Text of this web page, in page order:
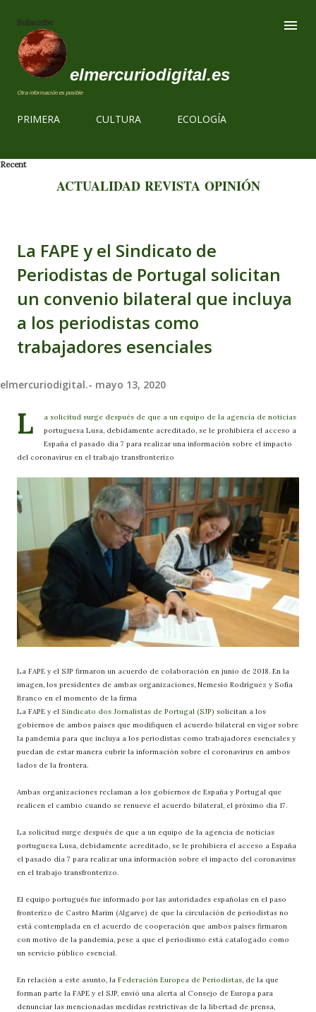
Subscribe
elmercuriodigital.es
Otra información es posible
PRIMERA CULTURA ECOLOGÍA
Recent
ACTUALIDAD REVISTA OPINIÓN
La FAPE y el Sindicato de
Periodistas de Portugal solicitan
un convenio bilateral que incluya
a los periodistas como
trabajadores esenciales
elmercuriodigital.- mayo 13, 2020
L
a solicitud surge después de que a un equipo de la agencia de noticias
portuguesa Lusa, debidamente acreditado, se le prohibiera el acceso a
España el pasado día 7 para realizar una información sobre el impacto
del coronavirus en el trabajo transfronterizo
La FAPE y el SJP firmaron un acuerdo de colaboración en junio de 2018. En la
imagen, los presidentes de ambas organizaciones, Nemesio Rodríguez y Sofía
Branco en el momento de la firma
La FAPE y el Sindicato dos Jornalistas de Portugal (SJP) solicitan a los
gobiernos de ambos países que modifiquen el acuerdo bilateral en vigor sobre
la pandemia para que incluya a los periodistas como trabajadores esenciales y
puedan de estar manera cubrir la información sobre el coronavirus en ambos
lados de la frontera.
Ambas organizaciones reclaman a los gobiernos de España y Portugal que
realicen el cambio cuando se renueve el acuerdo bilateral, el próximo día 17.
La solicitud surge después de que a un equipo de la agencia de noticias
portuguesa Lusa, debidamente acreditado, se le prohibiera el acceso a España
el pasado día 7 para realizar una información sobre el impacto del coronavirus
en el trabajo transfronterizo.
El equipo portugués fue informado por las autoridades españolas en el paso
fronterizo de Castro Marim (Algarve) de que la circulación de periodistas no
está contemplada en el acuerdo de cooperación que ambos países firmaron
con motivo de la pandemia, pese a que el periodismo está catalogado como
un servicio público esencial.
En relación a este asunto, la Federación Europea de Periodistas, de la que
forman parte la FAPE y el SJP, envió una alerta al Consejo de Europa para
denunciar las mencionadas medidas restrictivas de la libertad de prensa,